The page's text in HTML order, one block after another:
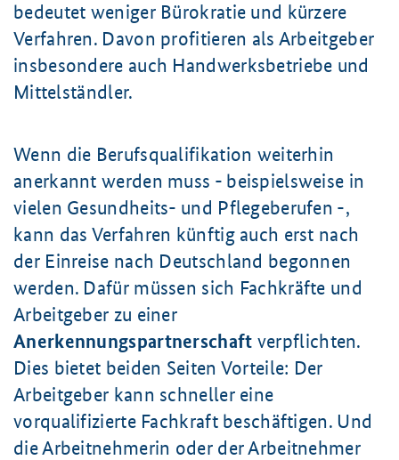
bedeutet weniger Bürokratie und kürzere
Verfahren. Davon profitieren als Arbeitgeber
insbesondere auch Handwerksbetriebe und
Mittelständler.
Wenn die Berufsqualifikation weiterhin
anerkannt werden muss - beispiels­weise in
vielen Gesundheits- und Pflegeberufen -,
kann das Verfahren künftig auch erst nach
der Einreise nach Deutschland begonnen
werden. Dafür müssen sich Fachkräfte und
Arbeitgeber zu einer
Anerkennungspartnerschaft verpflichten.
Dies bietet beiden Seiten Vorteile: Der
Arbeitgeber kann schneller eine
vorqualifizierte Fachkraft beschäftigen. Und
die Arbeitnehmerin oder der Arbeitnehmer